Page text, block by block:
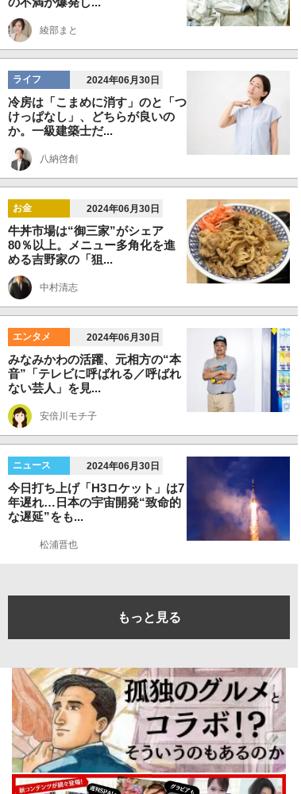
綾部まと
ライフ 2024年06月30日
冷房は「こまめに消す」のと「つ
けっぱなし」、どちらが良いの
か。一級建築士だ...
八納啓創
お金 2024年06月30日
牛丼市場は“御三家”がシェア
80％以上。メニュー多角化を進
める吉野家の「狙...
中村清志
エンタメ 2024年06月30日
みなみかわの活躍、元相方の“本
音”「テレビに呼ばれる／呼ばれ
ない芸人」を見...
安倍川モチ子
ニュース 2024年06月30日
今日打ち上げ「H3ロケット」は7
年遅れ…日本の宇宙開発“致命的
な遅延”をも...
松浦晋也
もっと見る